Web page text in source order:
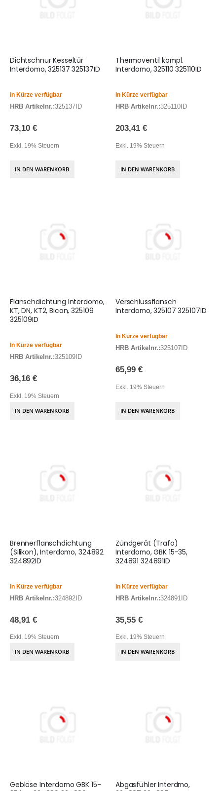
Dichtschnur Kesseltür
Interdomo, 325137 325137ID
In Kürze verfügbar
HRB Artikelnr.:325137ID
73,10 €
Exkl. 19% Steuern
IN DEN WARENKORB
Thermoventil kompl.
Interdomo, 325110 325110ID
In Kürze verfügbar
HRB Artikelnr.:325110ID
203,41 €
Exkl. 19% Steuern
IN DEN WARENKORB
Flanschdichtung Interdomo,
KT, DN, KT2, Bicon, 325109
325109ID
In Kürze verfügbar
HRB Artikelnr.:325109ID
36,16 €
Exkl. 19% Steuern
IN DEN WARENKORB
Verschlussflansch
Interdomo, 325107 325107ID
In Kürze verfügbar
HRB Artikelnr.:325107ID
65,99 €
Exkl. 19% Steuern
IN DEN WARENKORB
Brennerflanschdichtung
(Silikon), Interdomo, 324892
324892ID
In Kürze verfügbar
HRB Artikelnr.:324892ID
48,91 €
Exkl. 19% Steuern
IN DEN WARENKORB
Zündgerät (Trafo)
Interdomo, GBK 15-35,
324891 324891ID
In Kürze verfügbar
HRB Artikelnr.:324891ID
35,55 €
Exkl. 19% Steuern
IN DEN WARENKORB
Gebläse Interdomo GBK 15-
Abgasfühler Interdmo,